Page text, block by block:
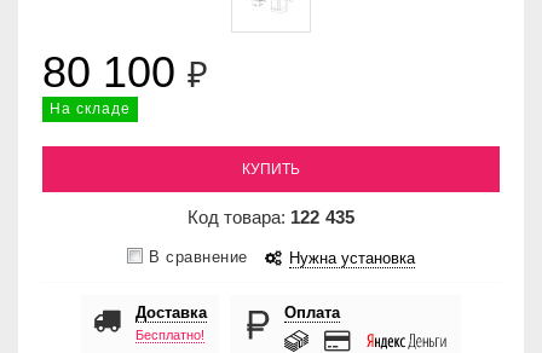
80 100 ₽
На складе
КУПИТЬ
Код товара: 122 435
В сравнение Нужна установка
Доставка
Бесплатно!
Оплата